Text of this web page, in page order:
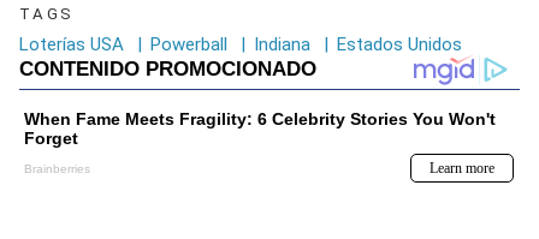
TAGS
Loterías USA | Powerball | Indiana | Estados Unidos